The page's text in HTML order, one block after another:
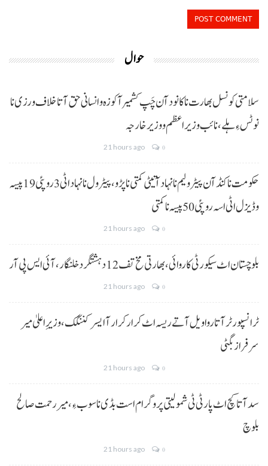
حوال
سلامتی کونسل بھارت نا کانود آن چَپ کشمیر آ کوزہ و انسانی حق آتا خلاف ورزی نا
نوٹس ءِ ہلے،نائب وزیراعظم و وزیر خارجہ
21 hours ago 0
حکومت نا کنڈ آن پیٹرولیم نا نہاد آتیٹی کمتی نا پڑو،پیٹرول نا نہاد اٹی 3 روپئی 19 پیسہ
و ڈیزل اٹی اسہ روپئی 50 پیسہ نا کمتی
21 hours ago 0
بلوچستان اٹ سیکورٹی کاروائی، بھارتی مخ تف 12 دہشتگرد خلنگار،آئی ایس پی آر
21 hours ago 0
ٹرانسپورٹر آتا روا ویل آتے ریسہ اٹ کرار کرار آ ایسر کننگک ،وزیرِ اعلیٰ میر
سرفراز بگٹی
21 hours ago 0
سد آتا کچ اٹ پارٹی ٹی شمولیتی پروگرام است بڈی نا سوب ءِ،میر رحمت صالح
بلوچ
21 hours ago 0